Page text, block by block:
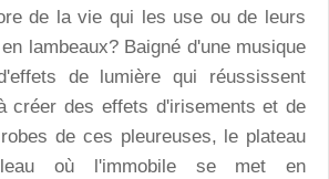
de la vie qui les use ou de leurs
lambeaux? Baigné d'une musique
de lumière qui réussissent
créer des effets d'irisements et de
de ces pleureuses, le plateau
où l'immobile se met en